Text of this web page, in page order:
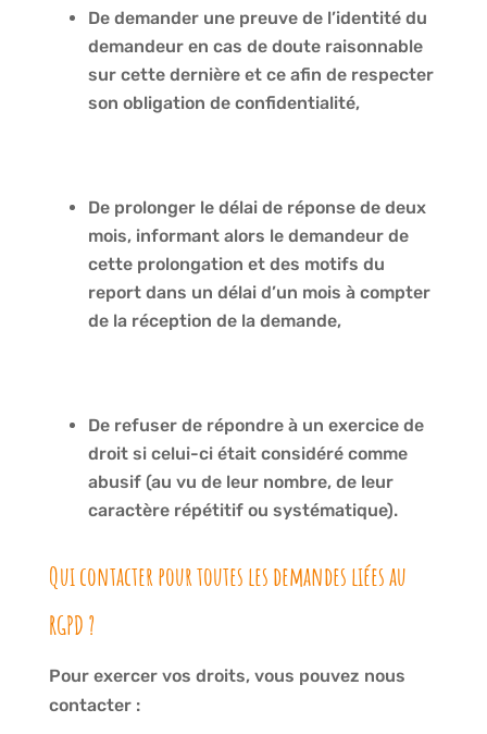
De demander une preuve de l’identité du
demandeur en cas de doute raisonnable
sur cette dernière et ce afin de respecter
son obligation de confidentialité,
De prolonger le délai de réponse de deux
mois, informant alors le demandeur de
cette prolongation et des motifs du
report dans un délai d’un mois à compter
de la réception de la demande,
De refuser de répondre à un exercice de
droit si celui-ci était considéré comme
abusif (au vu de leur nombre, de leur
caractère répétitif ou systématique).
Qui contacter pour toutes les demandes liées au
RGPD ?
Pour exercer vos droits, vous pouvez nous
contacter :